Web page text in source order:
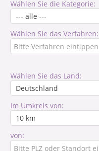
Wählen Sie die Kategorie:
Wählen Sie das Verfahren:
Wählen Sie das Land:
Im Umkreis von:
von: